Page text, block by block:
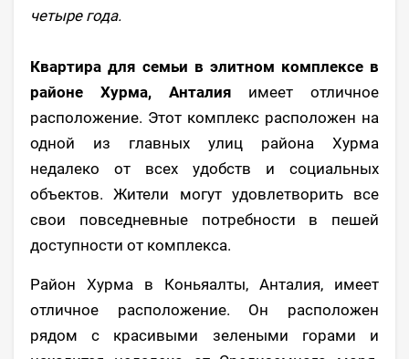
четыре года.
Квартира для семьи в элитном комплексе в
районе Хурма, Анталия имеет отличное
расположение. Этот комплекс расположен на
одной из главных улиц района Хурма
недалеко от всех удобств и социальных
объектов. Жители могут удовлетворить все
свои повседневные потребности в пешей
доступности от комплекса.
Район Хурма в Коньяалты, Анталия, имеет
отличное расположение. Он расположен
рядом с красивыми зелеными горами и